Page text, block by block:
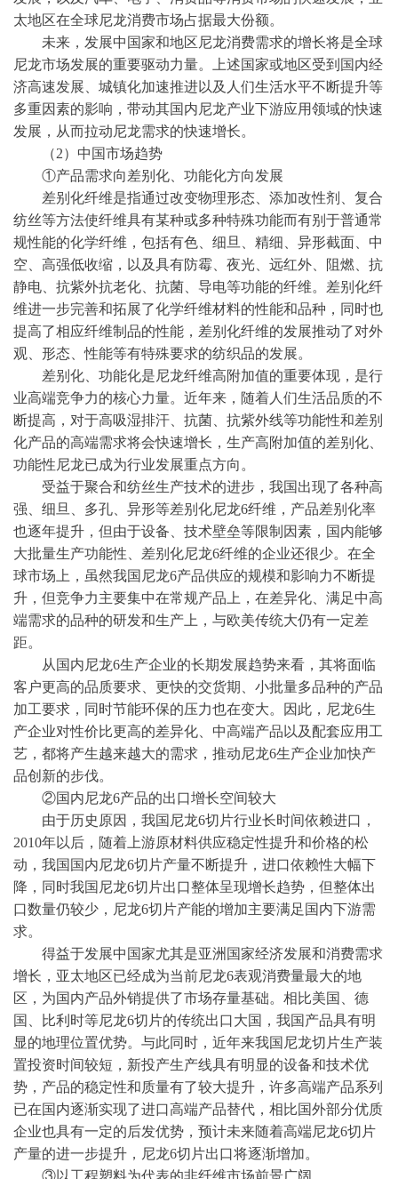
太地区在全球尼龙消费市场占据最大份额。
未来，发展中国家和地区尼龙消费需求的增长将是全球
尼龙市场发展的重要驱动力量。上述国家或地区受到国内经
济高速发展、城镇化加速推进以及人们生活水平不断提升等
多重因素的影响，带动其国内尼龙产业下游应用领域的快速
发展，从而拉动尼龙需求的快速增长。
（2） 中国市场趋势
①产品需求向差别化、功能化方向发展
差别化纤维是指通过改变物理形态、添加改性剂、复合
纺丝等方法使纤维具有某种或多种特殊功能而有别于普通常
规性能的化学纤维，包括有色、细旦、精细、异形截面、中
空、高强低收缩，以及具有防霉、夜光、远红外、阻燃、抗
静电、抗紫外抗老化、抗菌、导电等功能的纤维。差别化纤
维进一步完善和拓展了化学纤维材料的性能和品种，同时也
提高了相应纤维制品的性能，差别化纤维的发展推动了对外
观、形态、性能等有特殊要求的纺织品的发展。
差别化、功能化是尼龙纤维高附加值的重要体现，是行
业高端竞争力的核心力量。近年来，随着人们生活品质的不
断提高，对于高吸湿排汗、抗菌、抗紫外线等功能性和差别
化产品的高端需求将会快速增长，生产高附加值的差别化、
功能性尼龙已成为行业发展重点方向。
受益于聚合和纺丝生产技术的进步，我国出现了各种高
强、细旦、多孔、异形等差别化尼龙6纤维，产品差别化率
也逐年提升，但由于设备、技术壁垒等限制因素，国内能够
大批量生产功能性、差别化尼龙6纤维的企业还很少。在全
球市场上，虽然我国尼龙6产品供应的规模和影响力不断提
升，但竞争力主要集中在常规产品上，在差异化、满足中高
端需求的品种的研发和生产上，与欧美传统大仍有一定差
距。
从国内尼龙6生产企业的长期发展趋势来看，其将面临
客户更高的品质要求、更快的交货期、小批量多品种的产品
加工要求，同时节能环保的压力也在变大。因此，尼龙6生
产企业对性价比更高的差异化、中高端产品以及配套应用工
艺，都将产生越来越大的需求，推动尼龙6生产企业加快产
品创新的步伐。
②国内尼龙6产品的出口增长空间较大
由于历史原因，我国尼龙6切片行业长时间依赖进口，
2010年以后，随着上游原材料供应稳定性提升和价格的松
动，我国国内尼龙6切片产量不断提升，进口依赖性大幅下
降，同时我国尼龙6切片出口整体呈现增长趋势，但整体出
口数量仍较少，尼龙6切片产能的增加主要满足国内下游需
求。
得益于发展中国家尤其是亚洲国家经济发展和消费需求
增长，亚太地区已经成为当前尼龙6表观消费量最大的地
区，为国内产品外销提供了市场存量基础。相比美国、德
国、比利时等尼龙6切片的传统出口大国，我国产品具有明
显的地理位置优势。与此同时，近年来我国尼龙切片生产装
置投资时间较短，新投产生产线具有明显的设备和技术优
势，产品的稳定性和质量有了较大提升，许多高端产品系列
已在国内逐渐实现了进口高端产品替代，相比国外部分优质
企业也具有一定的后发优势，预计未来随着高端尼龙6切片
产量的进一步提升，尼龙6切片出口将逐渐增加。
③以工程塑料为代表的非纤维市场前景广阔